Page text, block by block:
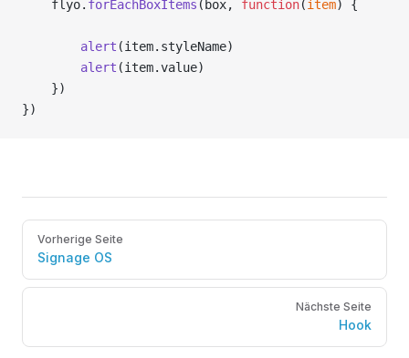
    flyo.
forEachBoxItems (box, function(item) {
        alert
(item.styleName)
        alert
(item.value)
    })
})
PagerVorherige Seite
Signage OS
Nächste Seite
Hook